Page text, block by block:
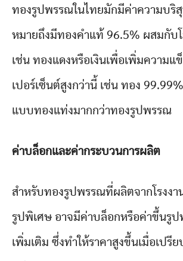
ทองรูปพรรณในไทยมักมีค่าความบริ
หมายถึงมีทองคำแท้ 96.5% ผสมกับ
เช่น ทองแดงหรือเงินเพื่อเพิ่มความแ
เปอร์เซ็นต์สูงกว่านี้ เช่น ทอง
แบบทองแท่งมากกว่าทองรูปพรรณ
ค่าบล็อกและค่ากระบวนการผลิต
สำหรับทองรูปพรรณที่ผลิตจากโรงงา
รูปพิเศษ อาจมีค่าบล็อกหรือค่าขึ้นรู
เพิ่มเติม ซึ่งทำให้ราคาสูงขึ้นเมื่อเปรี